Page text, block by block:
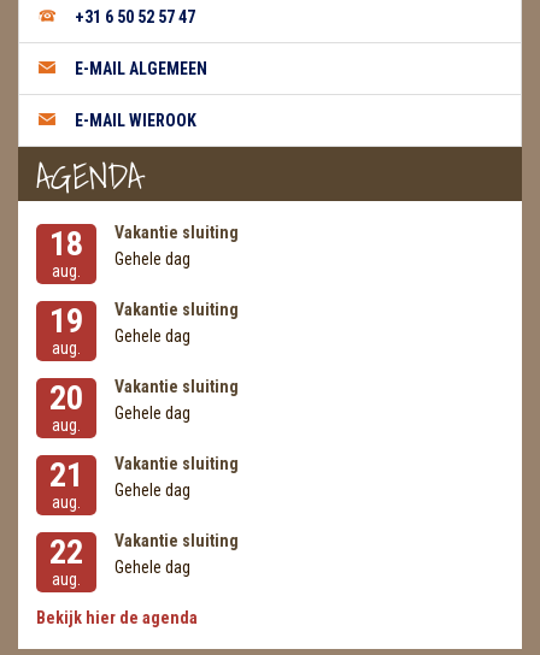
METEORIETEN
READING EN PERSOONLIJK ADVIES
RUWE STENEN
SCHEDELS / SKULLS
SPECIALE STUKKEN
TELEFOON KOORDEN
VLINDERS
WIEROOK, OLIE & TOEBEHOREN
ZAKJES WATER ELIXERS
+31 6 50 52 57 47
E-MAIL ALGEMEEN
E-MAIL WIEROOK
AGENDA
18
aug.
Vakantie sluiting
Gehele dag
19
aug.
Vakantie sluiting
Gehele dag
20
aug.
Vakantie sluiting
Gehele dag
21
aug.
Vakantie sluiting
Gehele dag
22
aug.
Vakantie sluiting
Gehele dag
Bekijk hier de agenda